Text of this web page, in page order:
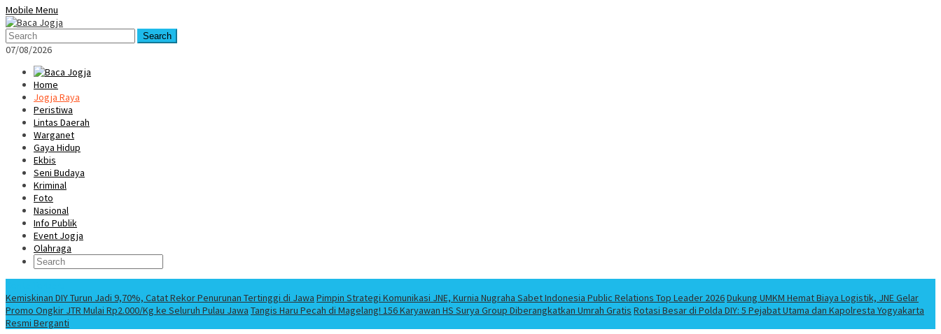
Mobile Menu
Search
07/08/2026
Home
Jogja Raya
Peristiwa
Lintas Daerah
Warganet
Gaya Hidup
Ekbis
Seni Budaya
Kriminal
Foto
Nasional
Info Publik
Event Jogja
Olahraga
Kemiskinan DIY Turun Jadi 9,70%, Catat Rekor Penurunan Tertinggi di Jawa Pimpin Strategi Komunikasi JNE, Kurnia Nugraha Sabet Indonesia Public Relations Top Leader 2026Dukung UMKM Hemat Biaya Logistik, JNE Gelar
Promo Ongkir JTR Mulai Rp2.000/Kg ke Seluruh Pulau Jawa Tangis Haru Pecah di Magelang! 156 Karyawan HS Surya Group Diberangkatkan Umrah Gratis Rotasi Besar di Polda DIY: 5 Pejabat Utama dan Kapolresta Yogyakarta
Resmi Berganti